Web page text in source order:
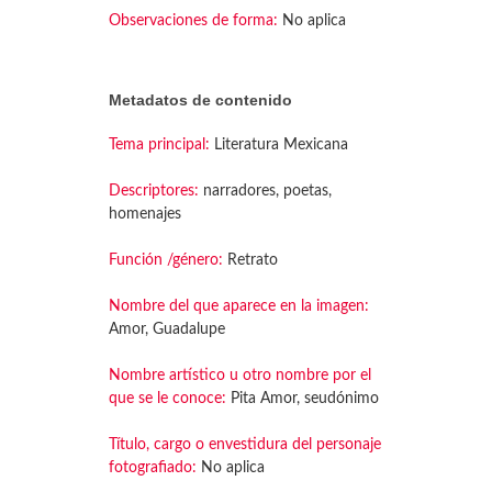
Observaciones de forma: No aplica
Metadatos de contenido
Tema principal: Literatura Mexicana
Descriptores: narradores, poetas,
homenajes
Función /género: Retrato
Nombre del que aparece en la imagen:
Amor, Guadalupe
Nombre artístico u otro nombre por el
que se le conoce: Pita Amor, seudónimo
Título, cargo o envestidura del personaje
fotografiado: No aplica